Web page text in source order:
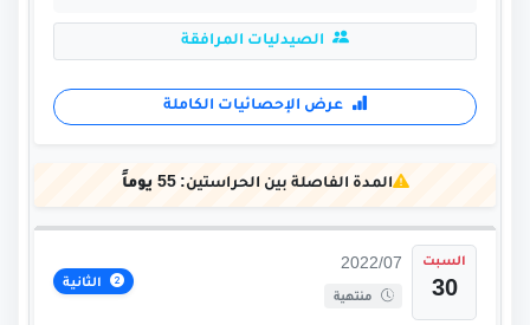
الصيدليات المرافقة
عرض الإحصائيات الكاملة
المدة الفاصلة بين الحراستين:55 يوماً
السبت
30
2022/07
منتهية
الثانية